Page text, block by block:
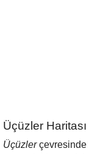
Üçüzler
Üçüzlerçevresinde